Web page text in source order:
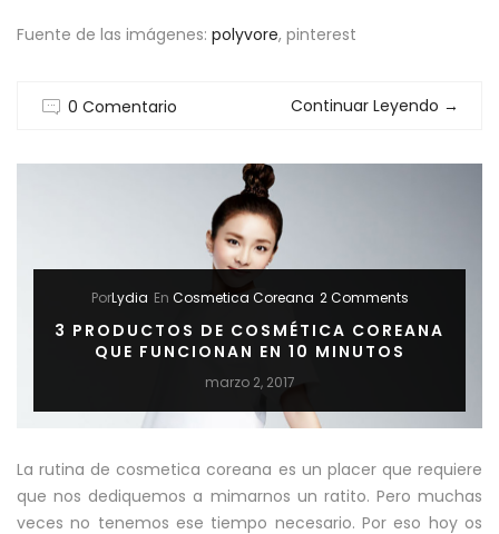
Fuente de las imágenes: polyvore, pinterest
0 Comentario Continuar Leyendo →
PorLydia En Cosmetica Coreana 2 Comments
3 PRODUCTOS DE COSMÉTICA COREANA
QUE FUNCIONAN EN 10 MINUTOS
marzo 2, 2017
La rutina de cosmetica coreana es un placer que requiere
que nos dediquemos a mimarnos un ratito. Pero muchas
veces no tenemos ese tiempo necesario. Por eso hoy os